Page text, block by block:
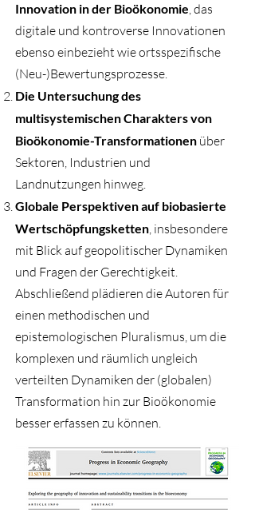
Innovation in der Bioökonomie, das
digitale und kontroverse Innovationen
ebenso einbezieht wie ortsspezifische
(Neu-)Bewertungsprozesse.
Die Untersuchung des
multisystemischen Charakters von
Bioökonomie-Transformationen über
Sektoren, Industrien und
Landnutzungen hinweg.
Globale Perspektiven auf biobasierte
Wertschöpfungsketten, insbesondere
mit Blick auf geopolitischer Dynamiken
und Fragen der Gerechtigkeit.
Abschließend plädieren die Autoren für
einen methodischen und
epistemologischen Pluralismus, um die
komplexen und räumlich ungleich
verteilten Dynamiken der (globalen)
Transformation hin zur Bioökonomie
besser erfassen zu können.